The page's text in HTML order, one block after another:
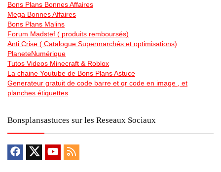
Bons Plans Bonnes Affaires
Mega Bonnes Affaires
Bons Plans Malins
Forum Madstef ( produits remboursés)
Anti Crise ( Catalogue Supermarchés et optimisations)
PlaneteNumérique
Tutos Videos Minecraft & Roblox
La chaine Youtube de Bons Plans Astuce
Generateur gratuit de code barre et qr code en image , et
planches étiquettes
Bonsplansastuces sur les Reseaux Sociaux